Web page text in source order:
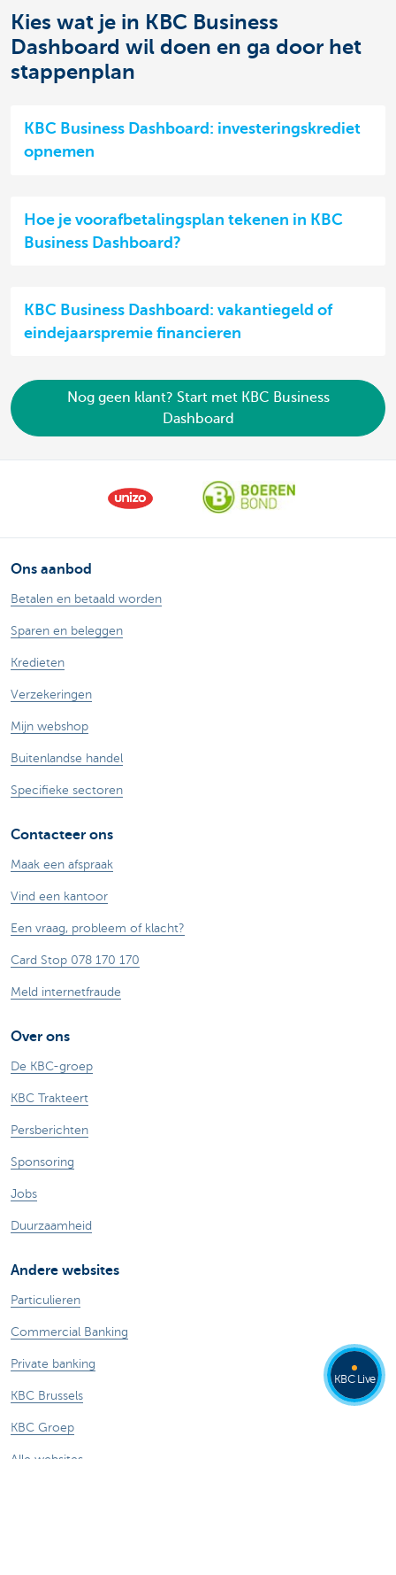
Kies wat je in KBC Business
Dashboard wil doen en ga door het
stappenplan
KBC Business Dashboard: investeringskrediet
opnemen
Hoe je voorafbetalingsplan tekenen in KBC
Business Dashboard?
KBC Business Dashboard: vakantiegeld of
eindejaarspremie financieren
Nog geen klant? Start met KBC Business
Dashboard
Ons aanbod
Betalen en betaald worden
Sparen en beleggen
Kredieten
Verzekeringen
Mijn webshop
Buitenlandse handel
Specifieke sectoren
Contacteer ons
Maak een afspraak
Vind een kantoor
Een vraag, probleem of klacht?
Card Stop 078 170 170
Meld internetfraude
Over ons
De KBC-groep
KBC Trakteert
Persberichten
Sponsoring
Jobs
Duurzaamheid
Andere websites
Particulieren
Commercial Banking
Private banking
KBC Brussels
KBC Groep
Alle websites
KBC Live